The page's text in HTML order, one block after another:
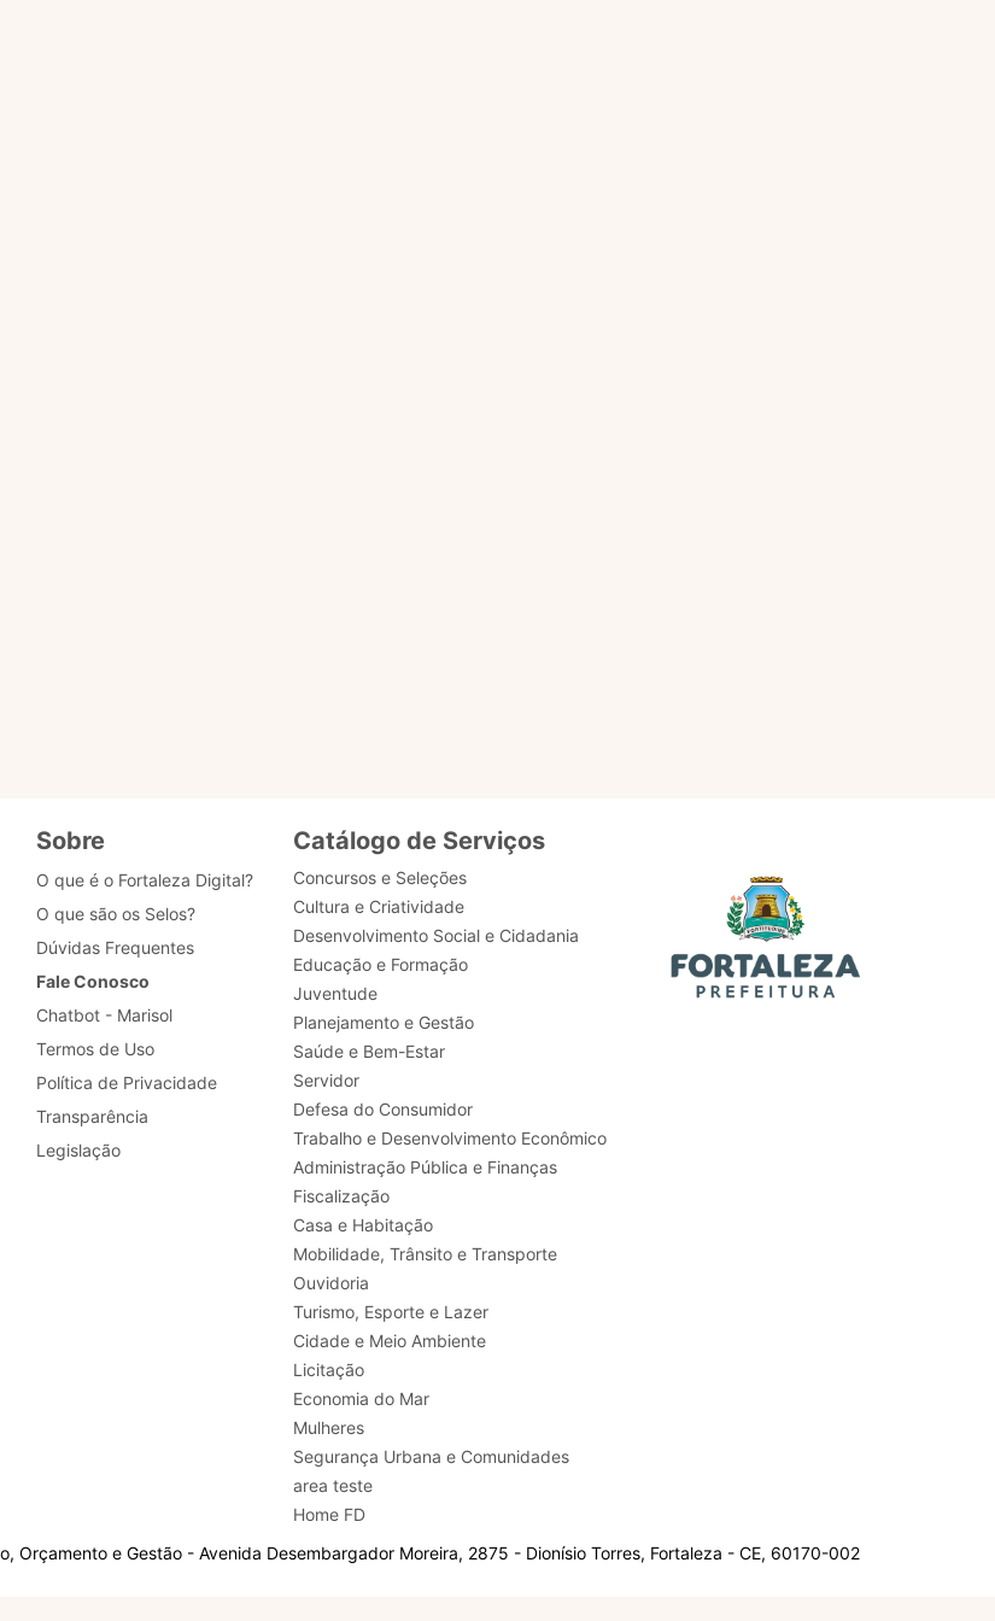
Sobre
O que é o Fortaleza Digital?
O que são os Selos?
Dúvidas Frequentes
Fale Conosco
Chatbot - Marisol
Termos de Uso
Política de Privacidade
Transparência
Legislação
Catálogo de Serviços
Concursos e Seleções
Cultura e Criatividade
Desenvolvimento Social e Cidadania
Educação e Formação
Juventude
Planejamento e Gestão
Saúde e Bem-Estar
Servidor
Defesa do Consumidor
Trabalho e Desenvolvimento Econômico
Administração Pública e Finanças
Fiscalização
Casa e Habitação
Mobilidade, Trânsito e Transporte
Ouvidoria
Turismo, Esporte e Lazer
Cidade e Meio Ambiente
Licitação
Economia do Mar
Mulheres
Segurança Urbana e Comunidades
area teste
Home FD
Orçamento e Gestão - Avenida Desembargador Moreira, 2875 - Dionísio Torres, Fortaleza - CE, 60170-002